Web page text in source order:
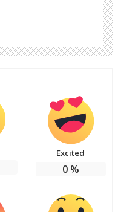
Excited
0%